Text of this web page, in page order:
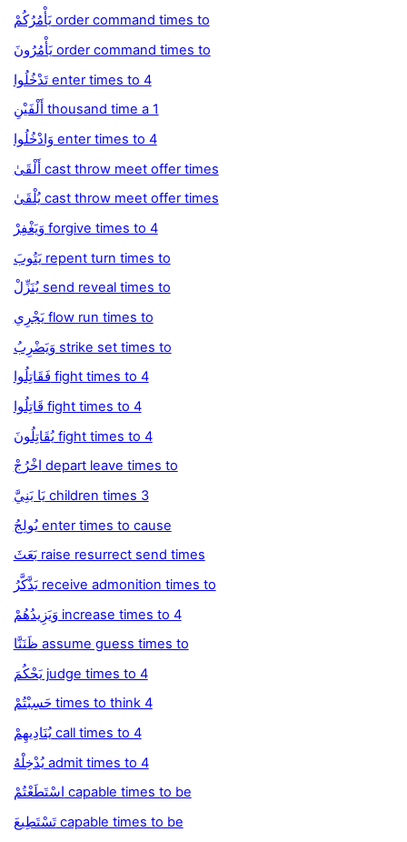
يَأْمُرُكُمْ order command times to
يَأْمُرُونَ order command times to
تَدْخُلُوا enter times to 4
أَلْفَيْنِ thousand time a 1
وَادْخُلُوا enter times to 4
أَلْقَىٰ cast throw meet offer times
يُلْقَىٰ cast throw meet offer times
وَيَغْفِرْ forgive times to 4
يَتُوبَ repent turn times to
يُنَزِّلْ send reveal times to
يَجْرِي flow run times to
وَيَضْرِبُ strike set times to
فَقَاتِلُوا fight times to 4
قَاتِلُوا fight times to 4
يُقَاتِلُونَ fight times to 4
اخْرُجْ depart leave times to
يَا بَنِيَّ children times 3
يُولِجُ enter times to cause
بَعَثَ raise resurrect send times
يَذَّكَّرُ receive admonition times to
وَيَزِيدُهُمْ increase times to 4
ظَنَنَّا assume guess times to
يَحْكُمَ judge times to 4
حَسِبْتُمْ times to think 4
يُنَادِيهِمْ call times to 4
يُدْخِلْهُ admit times to 4
اسْتَطَعْتُمْ capable times to be
تَسْتَطِيعَ capable times to be